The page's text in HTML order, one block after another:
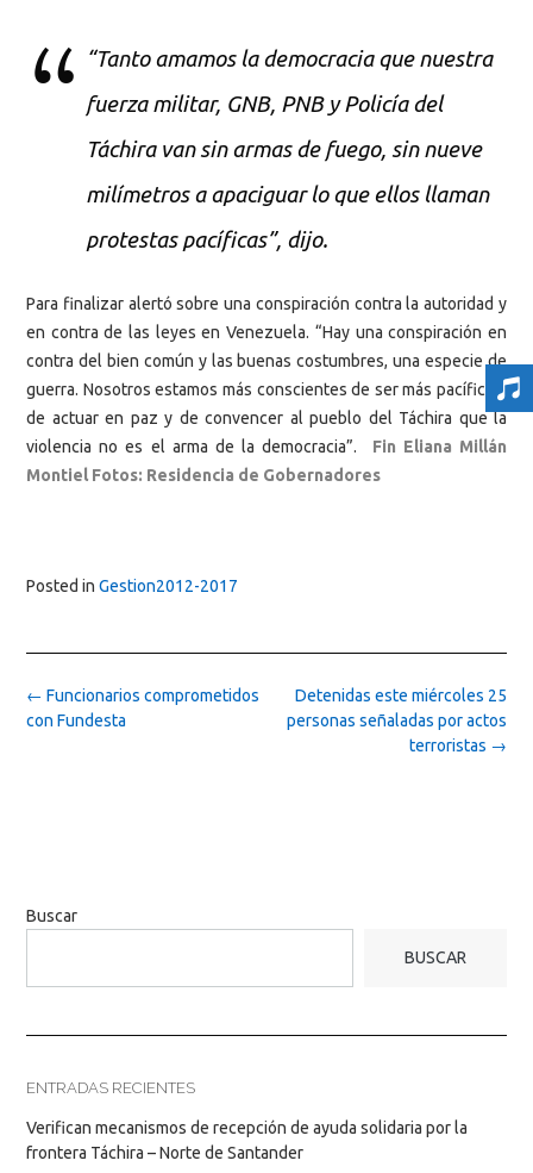
“Tanto amamos la democracia que nuestra
fuerza militar, GNB, PNB y Policía del
Táchira van sin armas de fuego, sin nueve
milímetros a apaciguar lo que ellos llaman
protestas pacíficas”, dijo.
Para finalizar alertó sobre una conspiración contra la autoridad y
en contra de las leyes en Venezuela. “Hay una conspiración en
contra del bien común y las buenas costumbres, una especie de
guerra. Nosotros estamos más conscientes de ser más pacíficos,
de actuar en paz y de convencer al pueblo del Táchira que la
violencia no es el arma de la democracia”.
Fin Eliana Millán
Montiel Fotos: Residencia de Gobernadores
Posted in Gestion2012-2017
Post
navigation
Detenidas este miércoles 25
personas señaladas por actos
terroristas →
← Funcionarios comprometidos
con Fundesta
Buscar
BUSCAR
ENTRADAS RECIENTES
Verifican mecanismos de recepción de ayuda solidaria por la
frontera Táchira – Norte de Santander